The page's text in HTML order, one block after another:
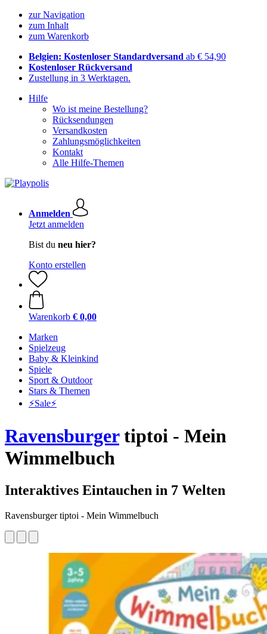
zur Navigation
zum Inhalt
zum Warenkorb
Belgien: Kostenloser Standardversand ab € 54,90
Kostenloser Rückversand
Zustellung in 3 Werktagen.
Hilfe
Wo ist meine Bestellung?
Rücksendungen
Versandkosten
Zahlungsmöglichkeiten
Kontakt
Alle Hilfe-Themen
Anmelden
Jetzt anmelden
Bist du neu hier?
Konto erstellen
Warenkorb € 0,00
Marken
Spielzeug
Baby & Kleinkind
Spiele
Sport & Outdoor
Stars & Themen
⚡️Sale⚡️
Ravensburgertiptoi - Mein
Wimmelbuch
Interaktives Eintauchen in 7 Welten
Ravensburger tiptoi - Mein Wimmelbuch